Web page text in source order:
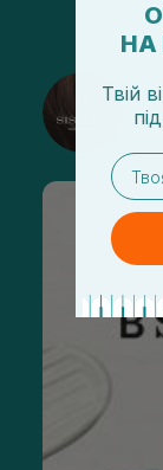
НА
Твій
email